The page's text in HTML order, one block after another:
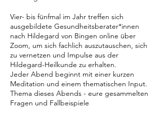
Vier- bis fünfmal im Jahr treffen sich
ausgebildete Gesundheitsberater*innen
nach Hildegard von Bingen online über
Zoom, um sich fachlich auszutauschen, sich
zu vernetzen und Impulse aus der
Hildegard-Heilkunde zu erhalten.
Jeder Abend beginnt mit einer kurzen
Meditation und einem thematischen Input.
Thema dieses Abends - eure gesammelten
Fragen und Fallbeispiele